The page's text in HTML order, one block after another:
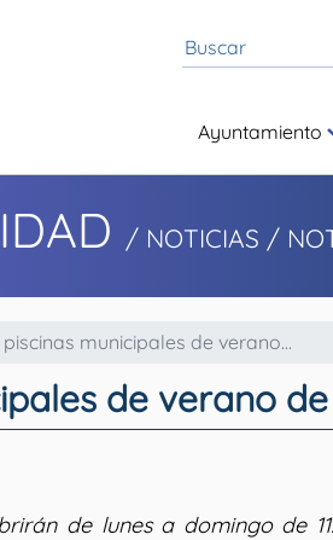
Ayuntamiento
/ NOTICIAS /
municipales de verano...
de verano
de lunes a domingo de